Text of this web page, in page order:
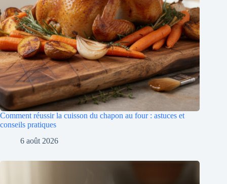
Comment réussir la cuisson du chapon au four : astuces et
conseils pratiques
6 août 2026